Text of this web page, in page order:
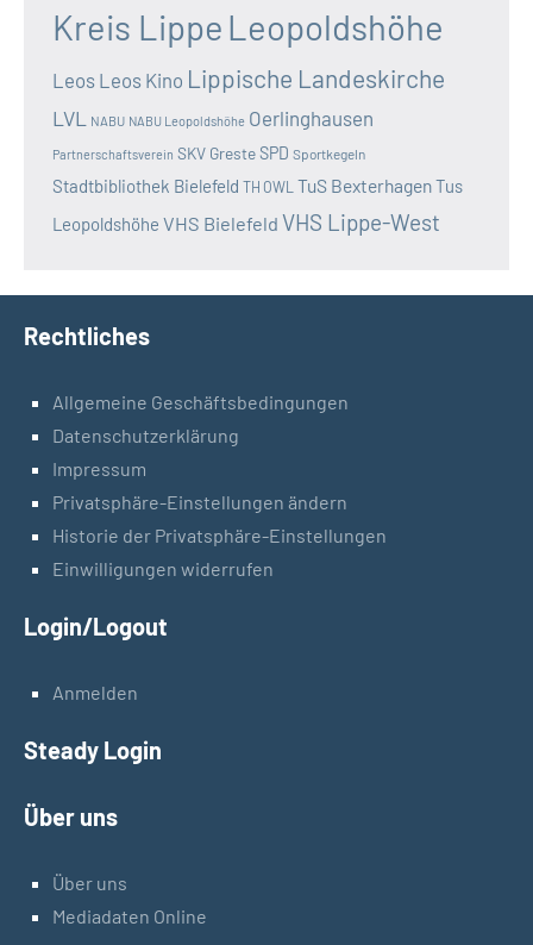
Kreis Lippe Leopoldshöhe
Leos Leos Kino Lippische Landeskirche
LVL NABU NABU Leopoldshöhe Oerlinghausen
Partnerschaftsverein SKV GresteSPD Sportkegeln
Stadtbibliothek Bielefeld TH OWL TuS BexterhagenTus
Leopoldshöhe VHS Bielefeld VHS Lippe-West
Rechtliches
Allgemeine Geschäftsbedingungen
Datenschutzerklärung
Impressum
Privatsphäre-Einstellungen ändern
Historie der Privatsphäre-Einstellungen
Einwilligungen widerrufen
Login/Logout
Anmelden
Steady Login
Über uns
Über uns
Mediadaten Online